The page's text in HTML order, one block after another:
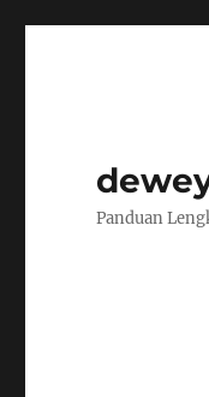
Panduan